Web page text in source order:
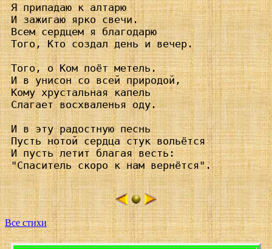
Я припадаю к алтарю
И зажигаю ярко свечи.
Всем сердцем я благодарю
Того, Кто создал день и вечер.
Того, о Ком поёт метель.
И в унисон со всей природой,
Кому хрустальная капель
Слагает восхваленья оду.
И в эту радостную песнь
Пусть нотой сердца стук вольётся
И пусть летит благая весть:
"Спаситель скоро к нам вернётся".
Все стихи